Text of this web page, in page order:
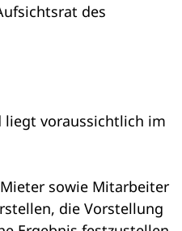
des
liegt voraussichtlich im
sowie Mitarbeiter
die Vorstellung